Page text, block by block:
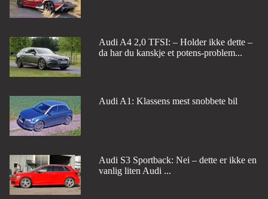
Audi A4 2,0 TFSI: – Holder ikke dette –
da har du kanskje et potens-problem...
Audi A1: Klassens mest snobbete bil
Audi S3 Sportback: Nei – dette er ikke en
vanlig liten Audi ...